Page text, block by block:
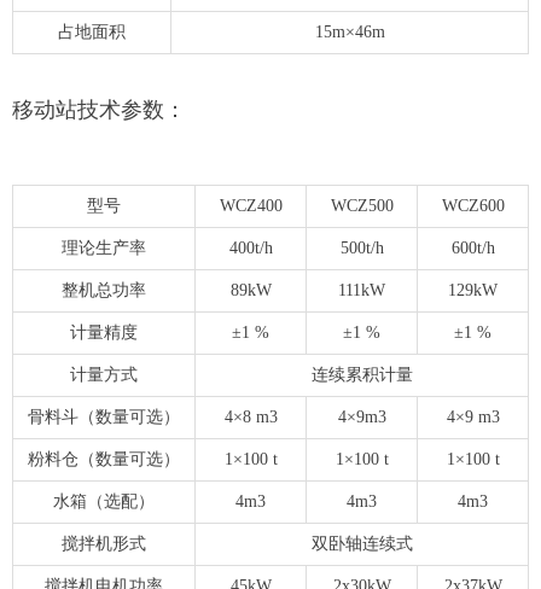
占地面积 15m×46m
移动站技术参数：
型号 WCZ400 WCZ500 WCZ600
理论生产率 400t/h 500t/h 600t/h
整机总功率 89kW 111kW 129kW
计量精度 ±1 % ±1 % ±1 %
计量方式 连续累积计量
骨料斗（数量可选） 4×8 m3 4×9m3 4×9 m3
粉料仓（数量可选） 1×100 t 1×100 t 1×100 t
水箱（选配） 4m3 4m3 4m3
搅拌机形式 双卧轴连续式